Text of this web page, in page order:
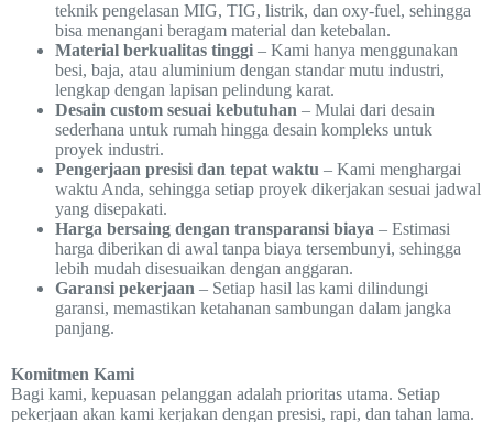
teknik pengelasan MIG, TIG, listrik, dan oxy-fuel, sehingga
bisa menangani beragam material dan ketebalan.
Material berkualitas tinggi – Kami hanya menggunakan
besi, baja, atau aluminium dengan standar mutu industri,
lengkap dengan lapisan pelindung karat.
Desain custom sesuai kebutuhan – Mulai dari desain
sederhana untuk rumah hingga desain kompleks untuk
proyek industri.
Pengerjaan presisi dan tepat waktu – Kami menghargai
waktu Anda, sehingga setiap proyek dikerjakan sesuai jadwal
yang disepakati.
Harga bersaing dengan transparansi biaya – Estimasi
harga diberikan di awal tanpa biaya tersembunyi, sehingga
lebih mudah disesuaikan dengan anggaran.
Garansi pekerjaan – Setiap hasil las kami dilindungi
garansi, memastikan ketahanan sambungan dalam jangka
panjang.
Komitmen Kami
Bagi kami, kepuasan pelanggan adalah prioritas utama. Setiap
pekerjaan akan kami kerjakan dengan presisi, rapi, dan tahan lama.